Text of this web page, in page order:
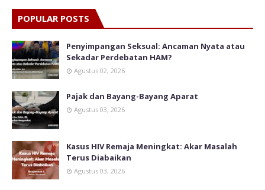
POPULAR POSTS
Penyimpangan Seksual: Ancaman Nyata atau
Sekadar Perdebatan HAM?
Agustus 02, 2026
Pajak dan Bayang-Bayang Aparat
Agustus 03, 2026
Kasus HIV Remaja Meningkat: Akar Masalah
Terus Diabaikan
Agustus 03, 2026